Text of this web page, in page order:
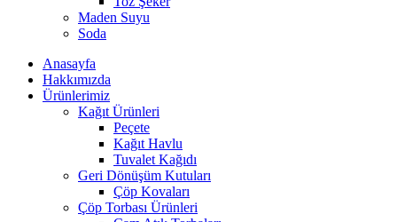
Maden Suyu
Soda
Anasayfa
Hakkımızda
Ürünlerimiz
Kağıt Ürünleri
Peçete
Kağıt Havlu
Tuvalet Kağıdı
Geri Dönüşüm Kutuları
Çöp Kovaları
Çöp Torbası Ürünleri